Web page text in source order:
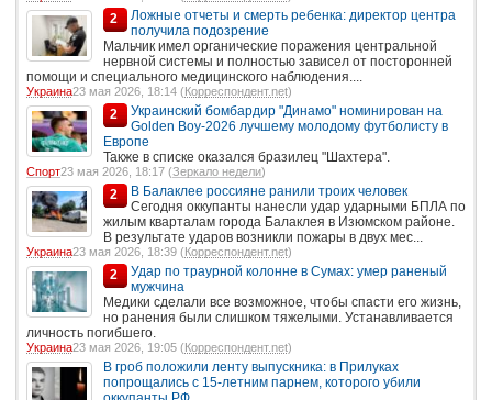
2
Ложные отчеты и смерть ребенка: директор центра
получила подозрение
Мальчик имел органические поражения центральной
нервной системы и полностью зависел от посторонней
помощи и специального медицинского наблюдения....
Украина23 мая 2026, 18:14 (Корреспондент.net)
2
Украинский бомбардир "Динамо" номинирован на
Golden Boy-2026 лучшему молодому футболисту в
Европе
Также в списке оказался бразилец "Шахтера".
Спорт23 мая 2026, 18:17 (Зеркало недели)
2
В Балаклее россияне ранили троих человек
Сегодня оккупанты нанесли удар ударными БПЛА по
жилым кварталам города Балаклея в Изюмском районе.
В результате ударов возникли пожары в двух мес...
Украина23 мая 2026, 18:39 (Корреспондент.net)
2
Удар по траурной колонне в Сумах: умер раненый
мужчина
Медики сделали все возможное, чтобы спасти его жизнь,
но ранения были слишком тяжелыми. Устанавливается
личность погибшего.
Украина23 мая 2026, 19:05 (Корреспондент.net)
В гроб положили ленту выпускника: в Прилуках
попрощались с 15-летним парнем, которого убили